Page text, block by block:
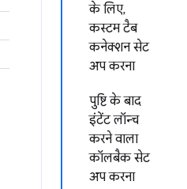
के लिए,
कस्टम टैब
कनेक्शन सेट
अप करना
पुष्टि के बाद
इंटेंट लॉन्च
करने वाला
कॉलबैक सेट
अप करना